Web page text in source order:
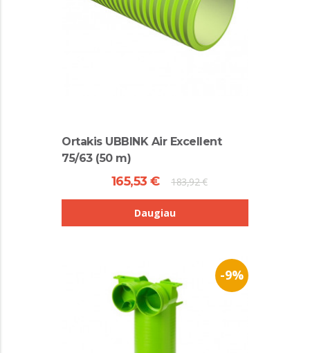
Ortakis UBBINK Air Excellent
75/63 (50 m)
165,53 € 183,92 €
Daugiau
-9%